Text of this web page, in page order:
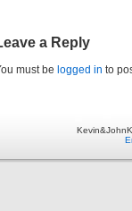
a Reply
must be logged in to